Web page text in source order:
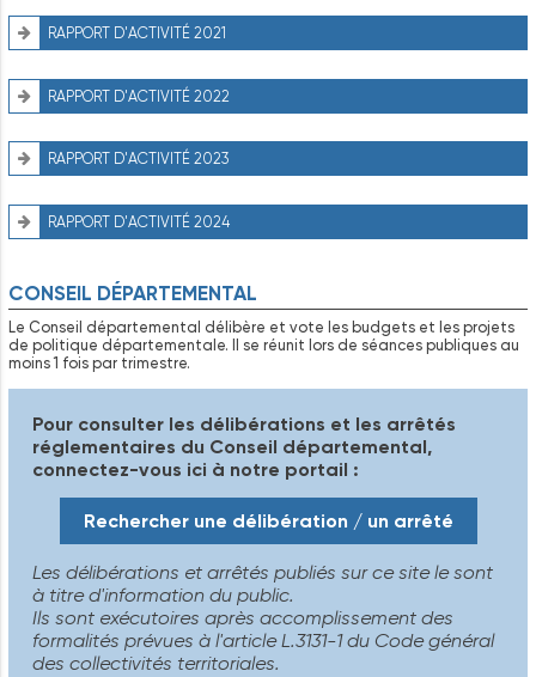
RAPPORT D'ACTIVITÉ 2021
RAPPORT D'ACTIVITÉ 2022
RAPPORT D'ACTIVITÉ 2023
RAPPORT D'ACTIVITÉ 2024
CONSEIL DÉPARTEMENTAL
Le Conseil départemental délibère et vote les budgets et les projets
de politique départementale. Il se réunit lors de séances publiques au
moins 1 fois par trimestre.
Pour consulter les délibérations et les arrêtés
réglementaires du Conseil départemental,
connectez-vous ici à notre portail :
Rechercher une délibération / un arrêté
Les délibérations et arrêtés publiés sur ce site le sont
à titre d'information du public.
Ils sont exécutoires après accomplissement des
formalités prévues à l'article L.3131-1 du Code général
des collectivités territoriales.